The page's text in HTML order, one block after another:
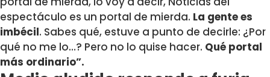
espectáculo es un portal de mierda. La gente es
imbécil. Sabes qué, estuve a punto de decirle: ¿Por
qué no me lo…? Pero no lo quise hacer. Qué portal
más ordinario”.